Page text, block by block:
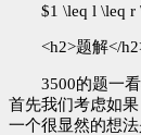
$1 \leq l \leq r
<h2>题解</
3500的题一
首先我们考虑如果
一个很显然的想